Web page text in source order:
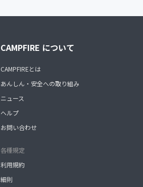
CAMPFIRE について
CAMPFIREとは
あんしん・安全への取り組み
ニュース
ヘルプ
お問い合わせ
各種規定
利用規約
細則